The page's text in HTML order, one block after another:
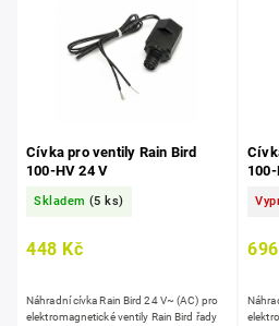
Cívka pro ventily Rain Bird
100-HV 24 V
Skladem (5 ks)
448 Kč
Náhradní cívka Rain Bird 24 V~ (AC) pro
elektromagnetické ventily Rain Bird řady